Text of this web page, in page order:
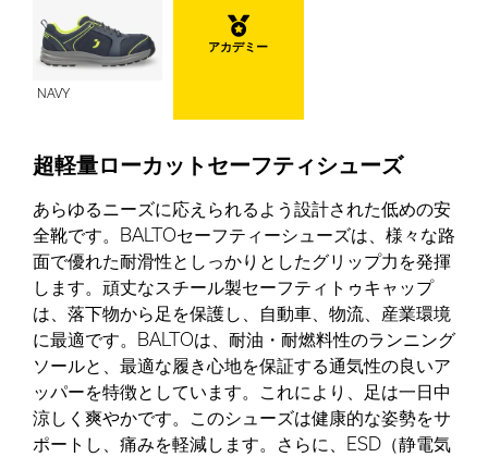
NAVY
アカデミー
超軽量ローカットセーフティシューズ
あらゆるニーズに応えられるよう設計された低めの安
全靴です。BALTOセーフティーシューズは、様々な路
面で優れた耐滑性としっかりとしたグリップ力を発揮
します。頑丈なスチール製セーフティトゥキャップ
は、落下物から足を保護し、自動車、物流、産業環境
に最適です。BALTOは、耐油・耐燃料性のランニング
ソールと、最適な履き心地を保証する通気性の良いア
ッパーを特徴としています。これにより、足は一日中
涼しく爽やかです。このシューズは健康的な姿勢をサ
ポートし、痛みを軽減します。さらに、ESD（静電気